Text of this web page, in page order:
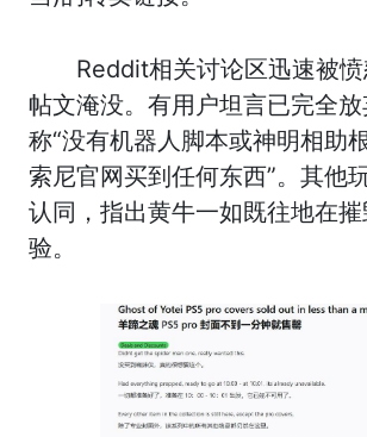
Reddit相关讨论区迅速被
帖文淹没。有用户坦言已完全放
称“没有机器人脚本或神明相助
索尼官网买到任何东西”。其他
认同，指出黄牛一如既往地在
验。